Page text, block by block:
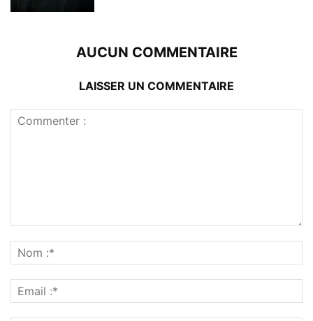
AUCUN COMMENTAIRE
LAISSER UN COMMENTAIRE